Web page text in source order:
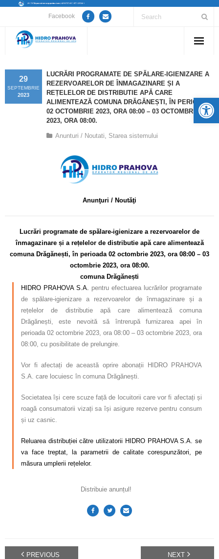
Facebook
Despre noi
Anunțuri lucrări / opriri apă
Guvernanță Corporativă
Informații de interes public
Comunicare
LUCRĂRI PROGRAMATE DE SPĂLARE-IGIENIZARE A
REZERVOARELOR DE ÎNMAGAZINARE ȘI A
REȚELELOR DE DISTRIBUTIE APĂ CARE
ALIMENTEAZĂ COMUNA DRĂGĂNEȘTI, ÎN PERIOADA
02 OCTOMBRIE 2023, ORA 08:00 – 03 OCTOMBRIE
2023, ORA 08:00.
29
SEPTEMBRIE
2023
Anunturi / Noutati, Starea sistemului
Anunţuri / Noutăţi
Lucrări programate de spălare-igienizare a rezervoarelor de
înmagazinare și a rețelelor de distributie apă care alimentează
comuna Drăgănești, în perioada 02 octombrie 2023, ora 08:00 – 03
octombrie 2023, ora 08:00.
comuna Drăgănești
HIDRO PRAHOVA S.A.
pentru efectuarea lucrărilor programate
de spălare-igienizare a rezervoarelor de înmagazinare și a
rețelelor de distributie apă care alimentează comuna
Drăgănești, este nevoită să întrerupă furnizarea apei în
perioada 02 octombrie 2023, ora 08:00 – 03 octombrie 2023, ora
08:00, cu posibilitate de prelungire.
Vor fi afectați de această oprire abonații HIDRO PRAHOVA
S.A. care locuiesc în comuna Drăgănești.
Societatea își cere scuze față de locuitorii care vor fi afectați și
roagă consumatorii vizați sa își asigure rezerve pentru consum
și uz casnic.
Reluarea distribuției către utilizatorii HIDRO PRAHOVA S.A. se
va face treptat, la parametrii de calitate corespunzători, pe
măsura umplerii rețelelor.
Distribuie anunțul!
PREVIOUS NEXT